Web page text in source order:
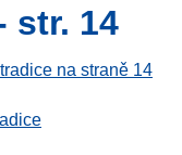
str. 14
na straně 14